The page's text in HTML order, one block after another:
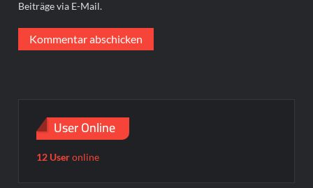
Beiträge via E-Mail.
User Online
12 Useronline